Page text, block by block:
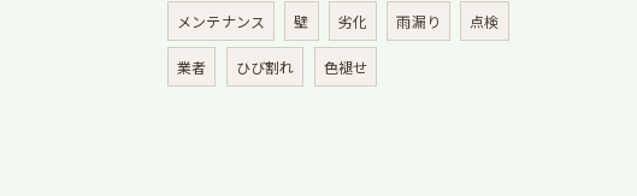
メンテナンス 壁 劣化 雨漏り 点検
業者 ひび割れ 色褪せ